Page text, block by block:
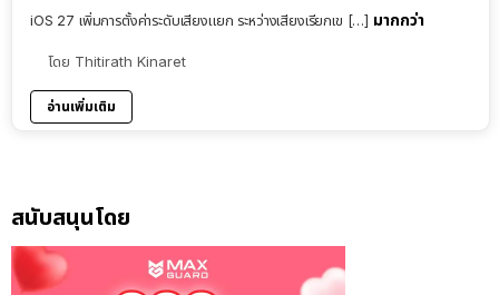
iOS 27 เพิ่มการตั้งค่าระดับเสียงแยก ระหว่างเสียงเรียกเข […] มากกว่า
โดย Thitirath Kinaret
อ่านเพิ่มเติม
สนับสนุนโดย